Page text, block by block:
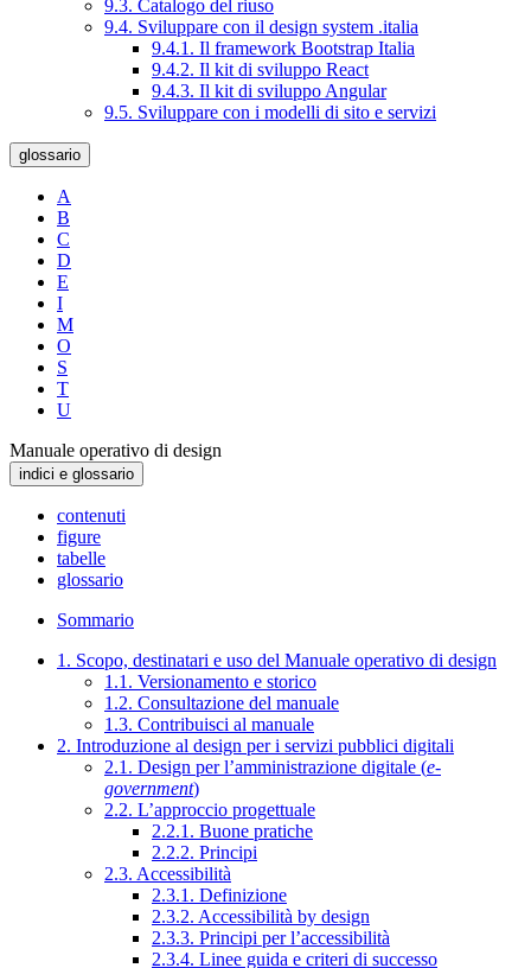
9.3. Catalogo del riuso
9.4. Sviluppare con il design system .italia
9.4.1. Il framework Bootstrap Italia
9.4.2. Il kit di sviluppo React
9.4.3. Il kit di sviluppo Angular
9.5. Sviluppare con i modelli di sito e servizi
glossario
A
B
C
D
E
I
M
O
S
T
U
Manuale operativo di design
indici e glossario
contenuti
figure
tabelle
glossario
Sommario
1. Scopo, destinatari e uso del Manuale operativo di design
1.1. Versionamento e storico
1.2. Consultazione del manuale
1.3. Contribuisci al manuale
2. Introduzione al design per i servizi pubblici digitali
2.1. Design per l’amministrazione digitale (e-
government)
2.2. L’approccio progettuale
2.2.1. Buone pratiche
2.2.2. Principi
2.3. Accessibilità
2.3.1. Definizione
2.3.2. Accessibilità by design
2.3.3. Principi per l’accessibilità
2.3.4. Linee guida e criteri di successo